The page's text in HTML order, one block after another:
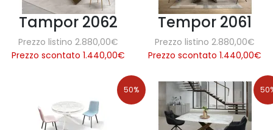
Tampor 2062
Prezzo listino 2.880,00€
Prezzo scontato 1.440,00€
Tempor 2061
Prezzo listino 2.880,00€
Prezzo scontato 1.440,00€
50%